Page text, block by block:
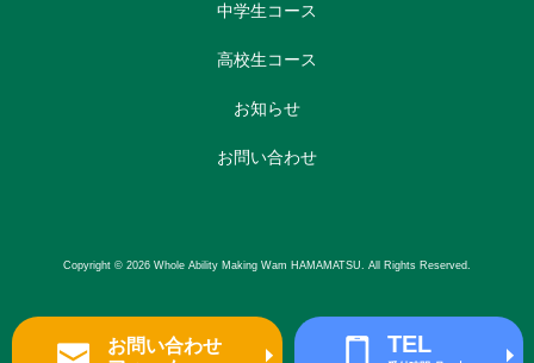
中学生コース
高校生コース
お知らせ
お問い合わせ
Copyright © 2026 Whole Ability Making Wam HAMAMATSU. All Rights Reserved.
お問い合わせ
TEL